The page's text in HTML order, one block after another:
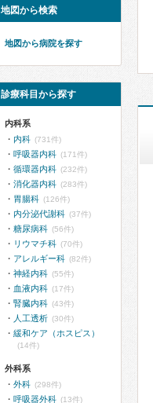
地図から検索
地図から病院を探す
診療科目から探す
内科系
内科 (731件)
呼吸器内科 (171件)
循環器内科 (232件)
消化器内科 (283件)
胃腸科 (126件)
内分泌代謝科 (37件)
糖尿病科 (56件)
リウマチ科 (70件)
アレルギー科 (82件)
神経内科 (55件)
血液内科 (17件)
腎臓内科 (43件)
人工透析 (30件)
緩和ケア（ホスピス）
(14件)
外科系
外科 (298件)
呼吸器外科 (13件)